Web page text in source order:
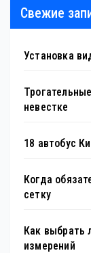
Свежие
Установка
невестке
18 автобус
Когда
сетку
Как выбрать
измерений